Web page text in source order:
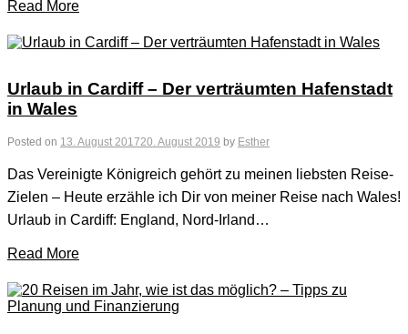
Read More
Urlaub in Cardiff – Der verträumten Hafenstadt
in Wales
Posted on 13. August 201720. August 2019 by Esther
Das Vereinigte Königreich gehört zu meinen liebsten Reise-
Zielen – Heute erzähle ich Dir von meiner Reise nach Wales!
Urlaub in Cardiff: England, Nord-Irland…
Read More